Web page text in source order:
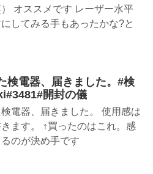
オススメです レーザー水平
してみる手もあったかな?と
検電器、届きました。#検
開封の儀
電器、届きました。 使用感は
ます。 ↑買ったのはこれ。感
のが決め手です